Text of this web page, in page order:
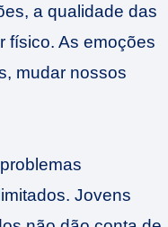
a qualidade das
físico. As emoções
mudar nossos
Jovens